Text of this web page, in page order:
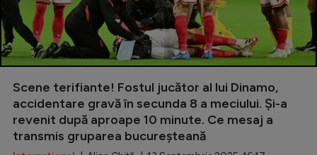
Echipa Națională
U21
Fotbal feminin
Special
Diverse
Inedit
Scene terifiante! Fostul jucător al lui Dinamo,
accidentare gravă în secunda 8 a meciului. Și-a
revenit după aproape 10 minute. Ce mesaj a
transmis gruparea bucureșteană